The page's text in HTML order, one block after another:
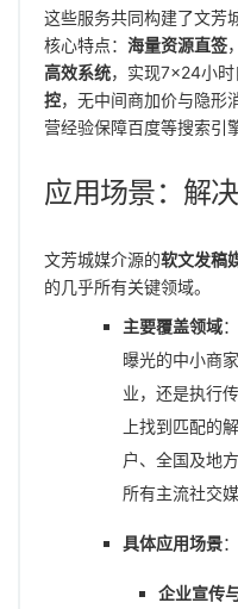
这些服务共同构建了文芳
核心特点：海量资源直签
高效系统，实现7×24小时
控，无中间商加价与隐形
营经验保障百度等搜索引
应用场景：解
文芳城媒介源的软文发稿
的几乎所有关键领域。
主要覆盖领域
曝光的中小商
业，还是执行
上找到匹配的
户、全国及地
所有主流社交媒
具体应用场景：
企业宣传